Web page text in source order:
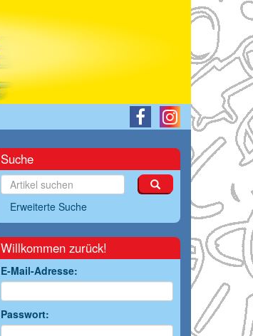
Suche
Erweiterte Suche
Willkommen zurück!
E-Mail-Adresse:
Passwort: